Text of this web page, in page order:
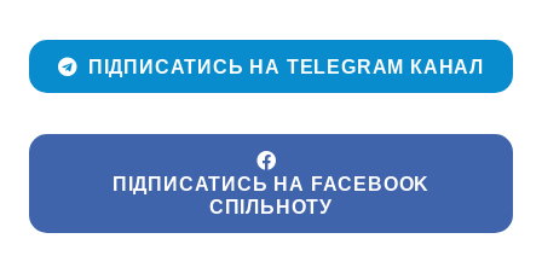
ПІДПИСАТИСЬ НА TELEGRAM КАНАЛ
ПІДПИСАТИСЬ НА FACEBOOK
СПІЛЬНОТУ